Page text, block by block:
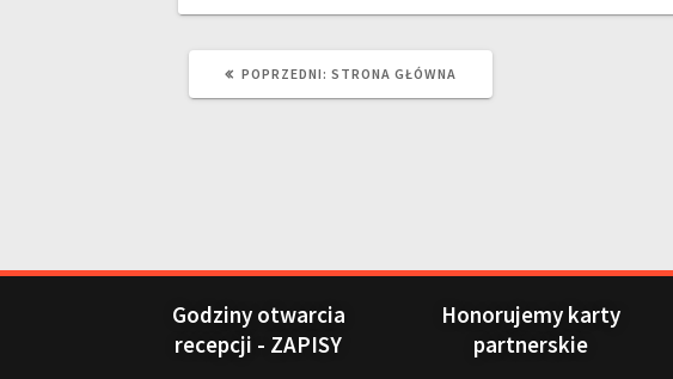
POPRZEDNI: STRONA GŁÓWNA
Godziny otwarcia
recepcji - ZAPISY
Honorujemy karty
partnerskie